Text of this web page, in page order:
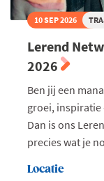
10 SEP 2026
Lerend
2026
Ben jij een
groei, inspiratie
Dan is ons
precies wat je
Locatie